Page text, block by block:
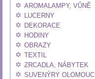
AROMALAMPY, VŮNĚ
LUCERNY
DEKORACE
HODINY
OBRAZY
TEXTIL
ZRCADLA, NÁBYTEK
SUVENÝRY OLOMOUC